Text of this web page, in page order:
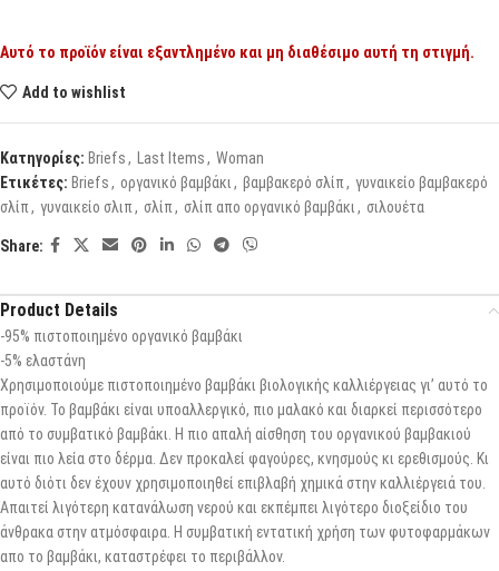
Αυτό το προϊόν είναι εξαντλημένο και μη διαθέσιμο αυτή τη στιγμή.
Add to wishlist
Κατηγορίες: Briefs, Last Items, Woman
Ετικέτες: Briefs, οργανικό βαμβάκι, βαμβακερό σλίπ, γυναικείο βαμβακερό
σλίπ, γυναικείο σλιπ, σλίπ, σλίπ απο οργανικό βαμβάκι, σιλουέτα
Share:
Product Details
-95% πιστοποιημένο οργανικό βαμβάκι
-5% ελαστάνη
Χρησιμοποιούμε πιστοποιημένο βαμβάκι βιολογικής καλλιέργειας γι’ αυτό το
προϊόν. Το βαμβάκι είναι υποαλλεργικό, πιο μαλακό και διαρκεί περισσότερο
από το συμβατικό βαμβάκι. Η πιο απαλή αίσθηση του οργανικού βαμβακιού
είναι πιο λεία στο δέρμα. Δεν προκαλεί φαγούρες, κνησμούς κι ερεθισμούς. Κι
αυτό διότι δεν έχουν χρησιμοποιηθεί επιβλαβή χημικά στην καλλιέργειά του.
Απαιτεί λιγότερη κατανάλωση νερού και εκπέμπει λιγότερο διοξείδιο του
άνθρακα στην ατμόσφαιρα. Η συμβατική εντατική χρήση των φυτοφαρμάκων
απο το βαμβάκι, καταστρέφει το περιβάλλον.